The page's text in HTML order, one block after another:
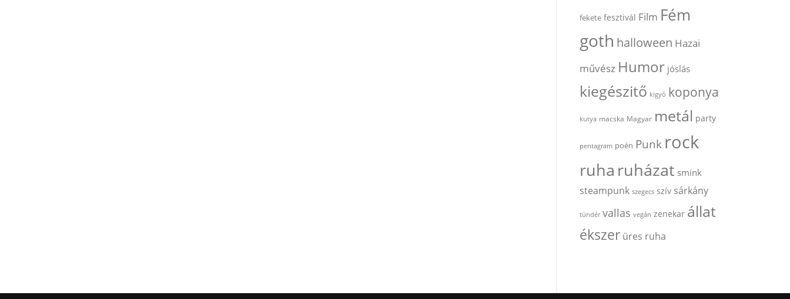
fekete fesztivál Film Fém
goth halloween Hazai
művész Humor jóslás
kiegészitő kigyó koponya
kutya macska Magyar metál party
pentagram poén Punk rock
ruha ruházat smink
steampunk szegecs szív sárkány
tündér vallas vegán zenekar állat
ékszer üres ruha